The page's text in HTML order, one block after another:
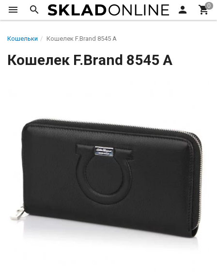
Кошельки Кошелек F.Brand 8545 A
Кошелек F.Brand 8545 A